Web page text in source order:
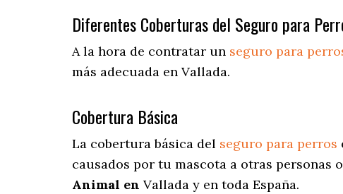
Diferentes Coberturas del Seguro para
A la hora de contratar un seguro para
más adecuada en Vallada.
Cobertura Básica
La cobertura básica del seguro para perros
causados por tu mascota a otras personas
Animal en Vallada y en toda España.